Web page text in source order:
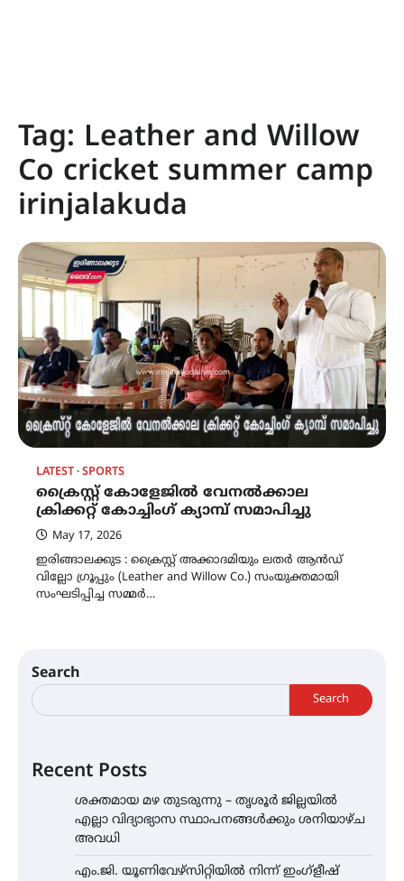
Tag: Leather and Willow
Co cricket summer camp
irinjalakuda
LATEST SPORTS
ക്രൈസ്റ്റ് കോളേജിൽ വേനൽക്കാല
ക്രിക്കറ്റ് കോച്ചിംഗ് ക്യാമ്പ് സമാപിച്ചു
May 17, 2026
ഇരിങ്ങാലക്കുട : ക്രൈസ്റ്റ് അക്കാദമിയും ലതർ ആൻഡ്
വില്ലോ ഗ്രൂപ്പും (Leather and Willow Co.) സംയുക്തമായി
സംഘടിപ്പിച്ച സമ്മർ…
Search
Search
Recent Posts
ശക്തമായ മഴ തുടരുന്നു – തൃശൂർ ജില്ലയിൽ
എല്ലാ വിദ്യാഭ്യാസ സ്ഥാപനങ്ങൾക്കും ശനിയാഴ്ച
അവധി
എം.ജി. യൂണിവേഴ്‌സിറ്റിയിൽ നിന്ന് ഇംഗ്ളീഷ്